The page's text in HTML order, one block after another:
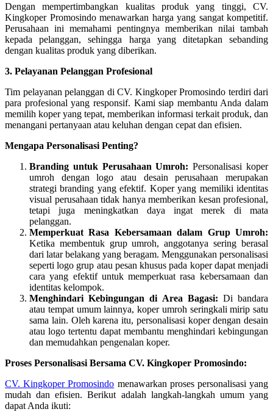
Dengan mempertimbangkan kualitas produk yang tinggi, CV.
Kingkoper Promosindo menawarkan harga yang sangat kompetitif.
Perusahaan ini memahami pentingnya memberikan nilai tambah
kepada pelanggan, sehingga harga yang ditetapkan sebanding
dengan kualitas produk yang diberikan.
3. Pelayanan Pelanggan Profesional
Tim pelayanan pelanggan di CV. Kingkoper Promosindo terdiri dari
para profesional yang responsif. Kami siap membantu Anda dalam
memilih koper yang tepat, memberikan informasi terkait produk, dan
menangani pertanyaan atau keluhan dengan cepat dan efisien.
Mengapa Personalisasi Penting?
Branding untuk Perusahaan Umroh: Personalisasi koper
umroh dengan logo atau desain perusahaan merupakan
strategi branding yang efektif. Koper yang memiliki identitas
visual perusahaan tidak hanya memberikan kesan profesional,
tetapi juga meningkatkan daya ingat merek di mata
pelanggan.
Memperkuat Rasa Kebersamaan dalam Grup Umroh:
Ketika membentuk grup umroh, anggotanya sering berasal
dari latar belakang yang beragam. Menggunakan personalisasi
seperti logo grup atau pesan khusus pada koper dapat menjadi
cara yang efektif untuk memperkuat rasa kebersamaan dan
identitas kelompok.
Menghindari Kebingungan di Area Bagasi: Di bandara
atau tempat umum lainnya, koper umroh seringkali mirip satu
sama lain. Oleh karena itu, personalisasi koper dengan desain
atau logo tertentu dapat membantu menghindari kebingungan
dan memudahkan pengenalan koper.
Proses Personalisasi Bersama CV. Kingkoper Promosindo:
CV. Kingkoper Promosindo menawarkan proses personalisasi yang
mudah dan efisien. Berikut adalah langkah-langkah umum yang
dapat Anda ikuti: